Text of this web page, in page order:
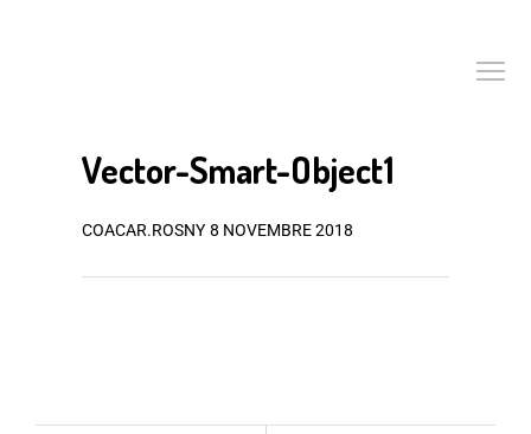
Vector-Smart-Object1
COACAR.ROSNY 8 NOVEMBRE 2018